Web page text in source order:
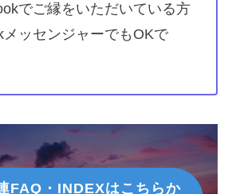
でご縁をいただいている方
ッセンジャーでもOKで
FAQ・INDEXはこちらか